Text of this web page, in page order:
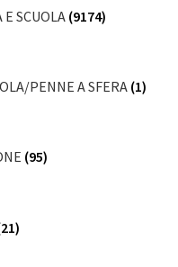
SCUOLA (9174)
PENNE A SFERA (1)
(95)